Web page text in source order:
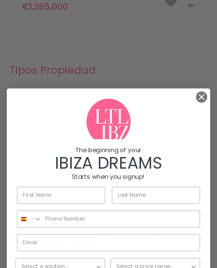
€1,395,000
Tipos Propiedad
Apartamentos para comprar
Featured Properties
41
The beginning of your
IBIZA DREAMS
Starts when you signup!